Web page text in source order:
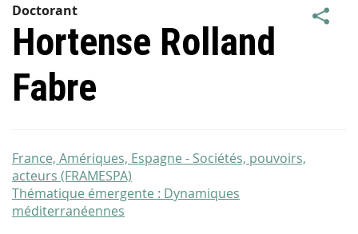
Doctorant
Hortense Rolland
Fabre
France, Amériques, Espagne - Sociétés, pouvoirs,
acteurs (FRAMESPA)
Thématique émergente : Dynamiques
méditerranéennes